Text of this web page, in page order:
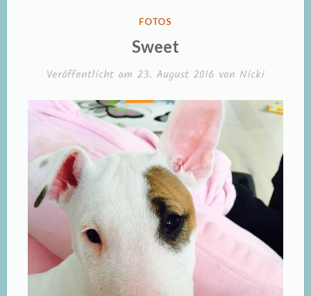
VERÖFFENTLICHT
FOTOS
Sweet
Veröffentlicht am 23. August 2016 von Nicki